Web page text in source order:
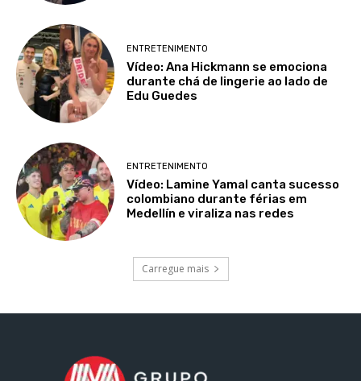
ENTRETENIMENTO
Vídeo: Ana Hickmann se emociona
durante chá de lingerie ao lado de
Edu Guedes
ENTRETENIMENTO
Vídeo: Lamine Yamal canta sucesso
colombiano durante férias em
Medellín e viraliza nas redes
Carregue mais